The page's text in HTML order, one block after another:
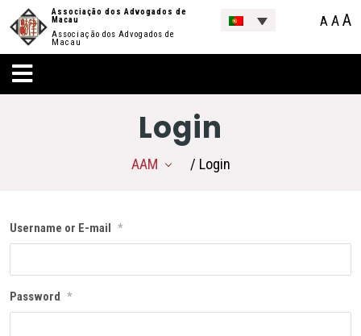
Associação dos Advogados de
Macau
Associação dos Advogados de
Macau
A AA
Login
AAM / Login
Username or E-mail *
Password *